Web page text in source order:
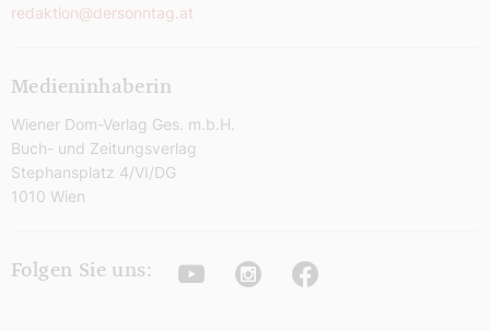
redaktion@dersonntag.at
Medieninhaberin
Wiener Dom-Verlag Ges. m.b.H.
Buch- und Zeitungsverlag
Stephansplatz 4/VI/DG
1010 Wien
Folgen Sie uns: YoutubeInstagramFacebook